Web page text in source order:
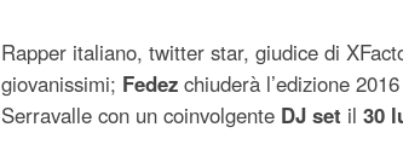
Rapper italiano, twitter star, giudice di
giovanissimi; Fedezchiuderà l’edizione
Serravalle con un coinvolgente DJ set il 30